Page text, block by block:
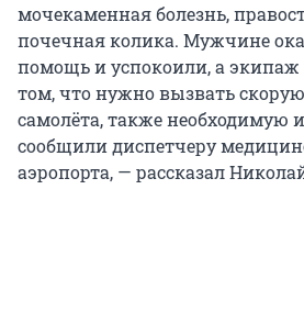
мочекаменная болезнь,
почечная колика. Мужчине
помощь и успокоили, а экипаж
том, что нужно вызвать
самолёта, также
сообщили диспетчеру
аэропорта, — рассказал